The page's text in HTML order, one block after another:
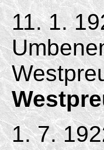
11. 1.
1. 7.